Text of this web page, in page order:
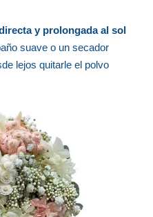
y prolongada al sol
suave o un secador
lejos quitarle el polvo